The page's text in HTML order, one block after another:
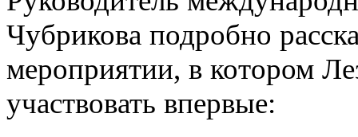
Чубрикова подробно
мероприятии, в котором
участвовать впервые: